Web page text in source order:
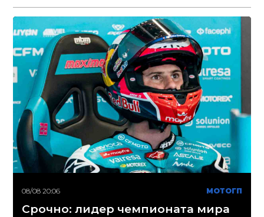
08/08 20:06 МОТОГП
Срочно: лидер чемпионата мира